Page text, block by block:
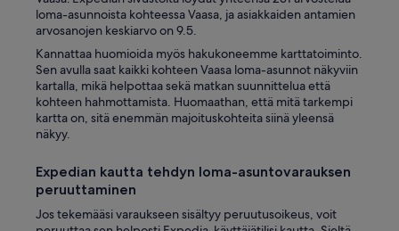
loma-asunnoista kohteessa Vaasa, ja asiakkaiden antamien
arvosanojen keskiarvo on 9.5.
Kannattaa huomioida myös hakukoneemme karttatoiminto.
Sen avulla saat kaikki kohteen Vaasa loma-asunnot näkyviin
kartalla, mikä helpottaa sekä matkan suunnittelua että
kohteen hahmottamista. Huomaathan, että mitä tarkempi
kartta on, sitä enemmän majoituskohteita siinä yleensä
näkyy.
Expedian kautta tehdyn loma-asuntovarauksen
peruuttaminen
Jos tekemääsi varaukseen sisältyy peruutusoikeus, voit